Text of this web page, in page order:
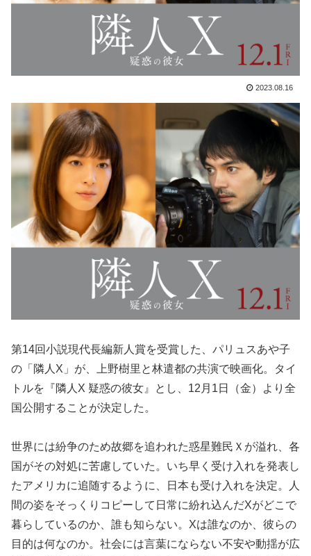
2023.08.16
第14回小説現代長編新人賞を受賞した、パリュスあや子
の「隣人X」が、上野樹里と林遣都の共演で映画化。タイ
トルを『隣人X 疑惑の彼女』とし、12月1日（金）より全
国公開することが決定した。
世界には紛争のため故郷を追われた惑星難民Ｘが溢れ、各
国がその対処に苦慮していた。いち早く受け入れを発表し
たアメリカに追随するように、日本も受け入れを決定。人
間の姿をそっくりコピーして日常に紛れ込んだXがどこで
暮らしているのか、誰も知らない。Xは誰なのか、彼らの
目的は何なのか。社会には言葉にならない不安や動揺が広